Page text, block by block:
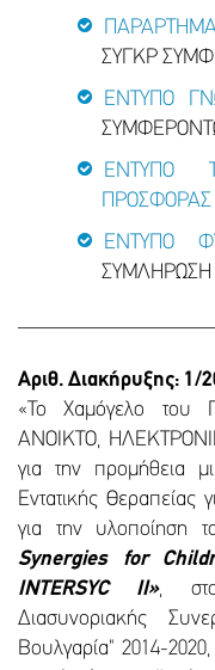
ΣΥΓΚΡ
ΕΝΤΥΠΟ
ΕΝΤΥΠΟ
ΠΡΟΣΦΟΡΑΣ
ΕΝΤΥΠΟ
ΣΥΜΛΗΡΩΣΗ
Αριθ. Διακήρυξης: 1/
«Το Χαμόγελο του
ΑΝΟΙΚΤΟ,
για την προμήθεια
Εντατικής Θεραπείας
για την υλοποίηση
Synergies for
INTERSYC II»,
Διασυνοριακής
Βουλγαρία" 2014-